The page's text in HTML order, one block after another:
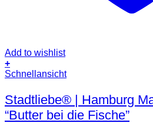
Add to wishlist
+
Schnellansicht
Stadtliebe® | Hamburg
“Butter bei die Fische”